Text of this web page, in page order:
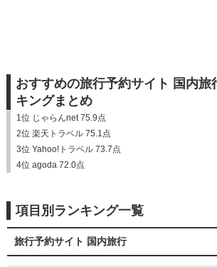
おすすめの旅行予約サイト 国内旅
キングまとめ
1位 じゃらんnet 75.9点
2位 楽天トラベル 75.1点
3位 Yahoo!トラベル 73.7点
4位 agoda 72.0点
項目別ランキング一覧
旅行予約サイト 国内旅行